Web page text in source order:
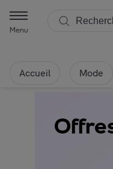
Menu
Accueil Mode